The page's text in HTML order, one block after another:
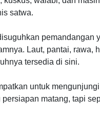
satwa.
pemandangan
Laut, pantai, rawa,
tersedia di sini.
untuk
matang, tapi